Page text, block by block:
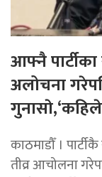
आफ्नै
अलोचना
काठमाडौँ ।
तीव्र आचोलना